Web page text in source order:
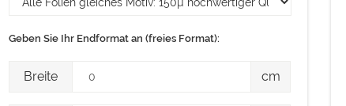
Geben Sie Ihr Endformat an (freies Format):
Breite
Breite cm